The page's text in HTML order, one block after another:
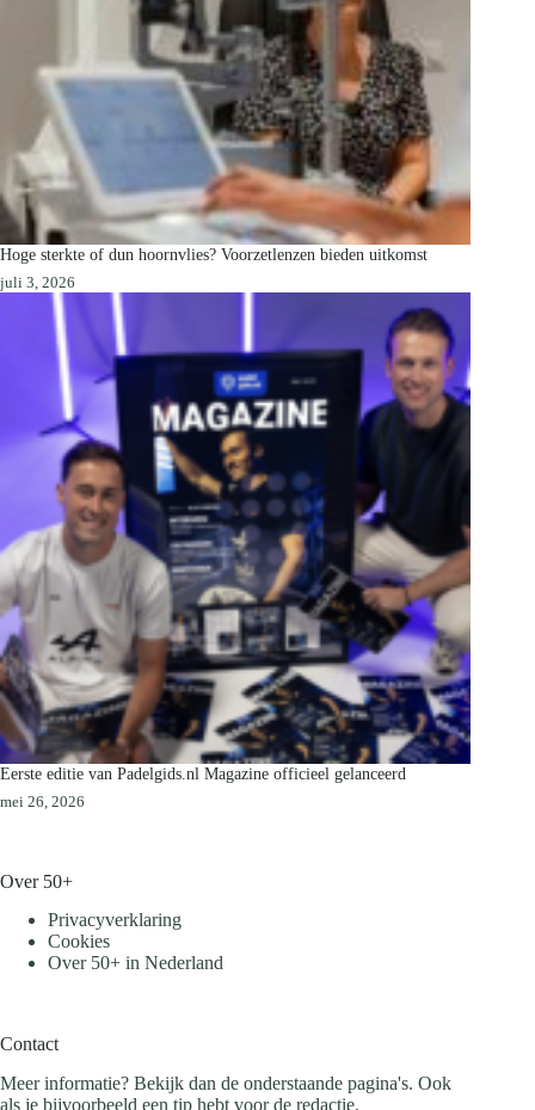
Hoge sterkte of dun hoornvlies? Voorzetlenzen bieden uitkomst
juli 3, 2026
Eerste editie van Padelgids.nl Magazine officieel gelanceerd
mei 26, 2026
Over 50+
Privacyverklaring
Cookies
Over 50+ in Nederland
Contact
Meer informatie? Bekijk dan de onderstaande pagina's. Ook
als je bijvoorbeeld een tip hebt voor de redactie.